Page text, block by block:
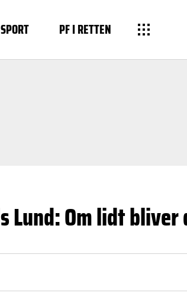
SPORT PF I RETTEN
Lund: Om lidt